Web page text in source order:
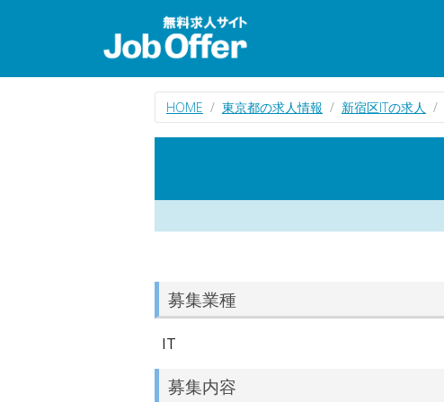
HOME 東京都の求人情報 新宿区ITの求人
募集業種
IT
募集内容